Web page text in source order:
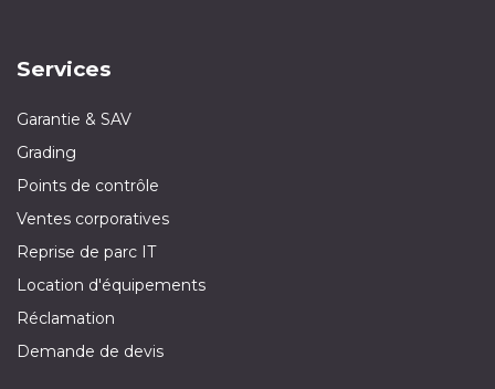
Services
Garantie & SAV
Grading
Points de contrôle
Ventes corporatives
Reprise de parc IT
Location d'équipements
Réclamation
Demande de devis